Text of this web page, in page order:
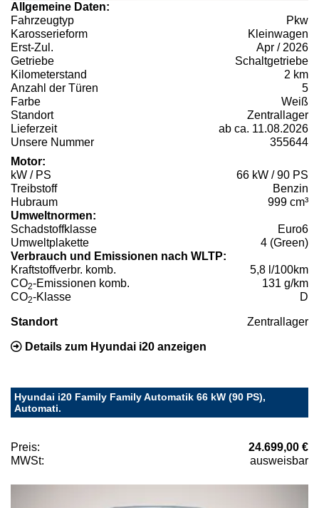
Allgemeine Daten:
Fahrzeugtyp
Pkw
Karosserieform
Kleinwagen
Erst-Zul.
Apr / 2026
Getriebe
Schaltgetriebe
Kilometerstand
2 km
Anzahl der Türen
5
Farbe
Weiß
Standort
Zentrallager
Lieferzeit
ab ca. 11.08.2026
Unsere Nummer
355644
Motor:
kW / PS
66 kW / 90 PS
Treibstoff
Benzin
Hubraum
999 cm³
Umweltnormen:
Schadstoffklasse
Euro6
Umweltplakette
4 (Green)
Verbrauch und Emissionen nach WLTP:
Kraftstoffverbr. komb.
5,8 l/100km
CO2-Emissionen komb.
131 g/km
CO2-Klasse D
Standort Zentrallager
Details zum Hyundai i20 anzeigen
Hyundai i20 Family Family Automatik 66 kW (90 PS),
Automati.
Preis:
24.699,00 €
MWSt:
ausweisbar